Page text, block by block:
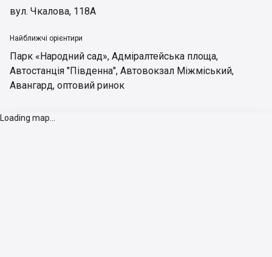
вул. Чкалова, 118А
Найближчі орієнтири
Парк «Народний сад», Адміралтейська площа,
Автостанція "Південна", Автовокзал Міжміський,
Авангард, оптовий ринок
Loading map...